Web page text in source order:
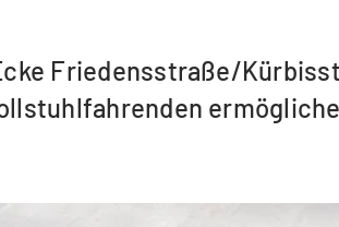
Friedensstraße/